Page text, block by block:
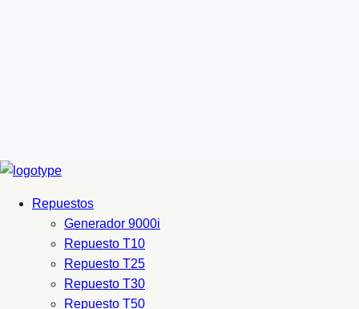
Repuestos
Generador 9000i
Repuesto T10
Repuesto T25
Repuesto T30
Repuesto T50